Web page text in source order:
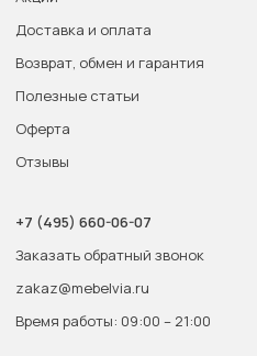
Доставка и оплата
Возврат, обмен и гарантия
Полезные статьи
Оферта
Отзывы
+7 (495) 660-06-07
Заказать обратный звонок
zakaz@mebelvia.ru
Время работы: 09:00 – 21:00